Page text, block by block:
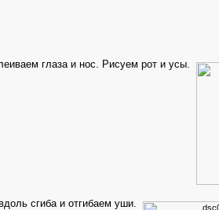
глаза и нос. Рисуем рот и усы.
сгиба и отгибаем уши.